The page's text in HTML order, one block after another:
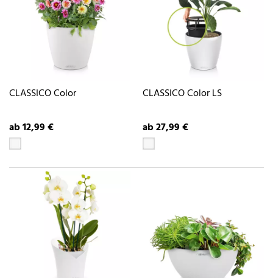
CLASSICO Color
ab 12,99 €
CLASSICO Color LS
ab 27,99 €